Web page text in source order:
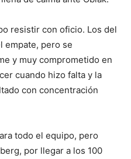
resistir con oficio. Los del
empate, pero se
y muy comprometido en
cuando hizo falta y la
con concentración
todo el equipo, pero
por llegar a los 100